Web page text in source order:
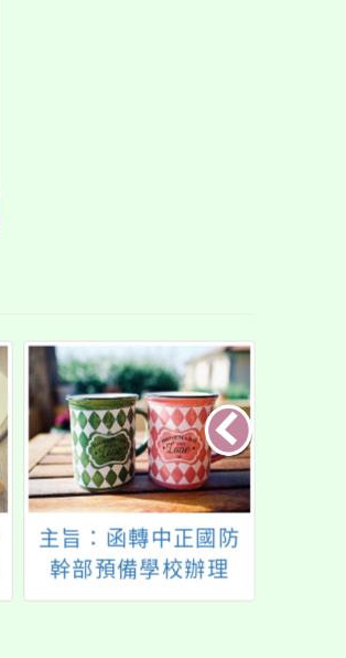
主旨：函轉中正國防
幹部預備學校辦理
「入校」及「線上」